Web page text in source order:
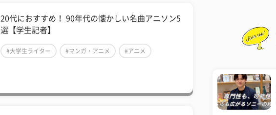
20代におすすめ！ 90年代の懐かしい名曲アニソン5
選【学生記者】
#大学生ライター #マンガ・アニメ #アニメ